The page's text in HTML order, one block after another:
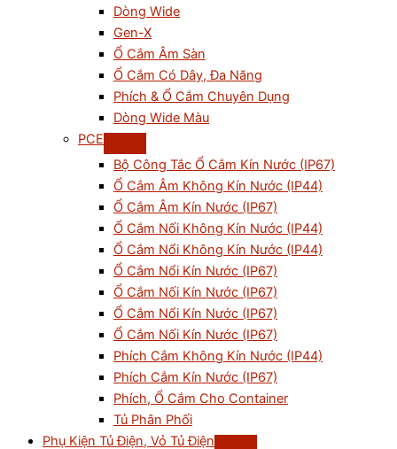
Dòng Wide
Gen-X
Ổ Cắm Âm Sàn
Ổ Cắm Có Dây, Đa Năng
Phích & Ổ Cắm Chuyên Dụng
Dòng Wide Màu
PCE
Bộ Công Tắc Ổ Cắm Kín Nước (IP67)
Ổ Cắm Âm Không Kín Nước (IP44)
Ổ Cắm Âm Kín Nước (IP67)
Ổ Cắm Nối Không Kín Nước (IP44)
Ổ Cắm Nổi Không Kín Nước (IP44)
Ổ Cắm Nổi Kín Nước (IP67)
Ổ Cắm Nối Kín Nước (IP67)
Ổ Cắm Nổi Kín Nước (IP67)
Ổ Cắm Nối Kín Nước (IP67)
Phích Cắm Không Kín Nước (IP44)
Phích Cắm Kín Nước (IP67)
Phích, Ổ Cắm Cho Container
Tủ Phân Phối
Phụ Kiện Tủ Điện, Vỏ Tủ Điện